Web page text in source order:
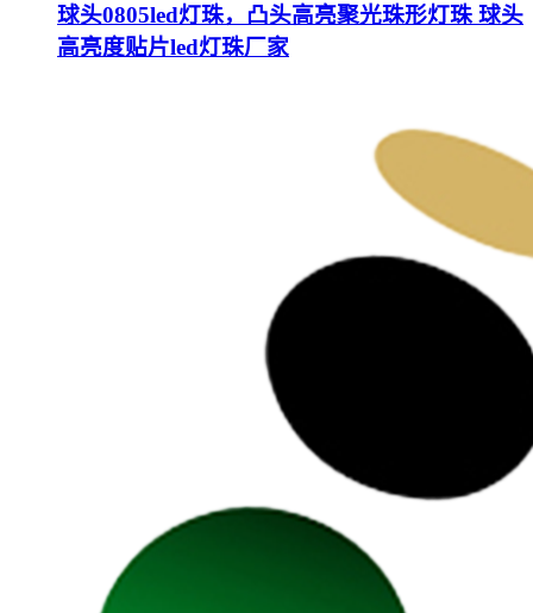
球头0805led灯珠，凸头高亮聚光珠形灯珠 球头
高亮度贴片led灯珠厂家